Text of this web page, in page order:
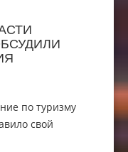
по туризму
свой